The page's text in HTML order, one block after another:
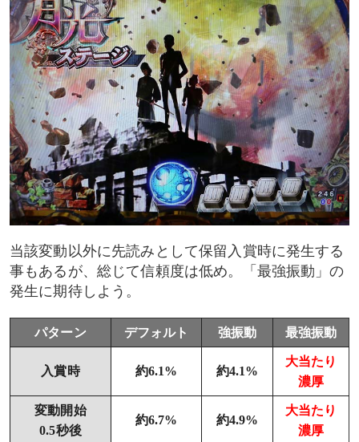
当該変動以外に先読みとして保留入賞時に発生する
事もあるが、総じて信頼度は低め。「最強振動」の
発生に期待しよう。
パターン デフォルト 強振動 最強振動
入賞時 約6.1% 約4.1%
大当たり
濃厚
変動開始
0.5秒後
約6.7% 約4.9%
大当たり
濃厚